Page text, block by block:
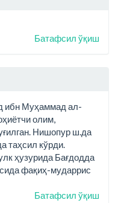
Батафсил ўқиш
ибн Муҳаммад ал-
олим,
Нишопур ш.да
таҳсил кўрди.
ҳузурида Бағдодда
фақиҳ-мударрис
Батафсил ўқиш